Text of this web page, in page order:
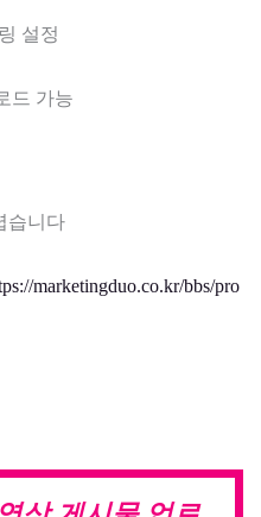
설정
드 가능
습니다
marketingduo.co.kr/bbs/pro